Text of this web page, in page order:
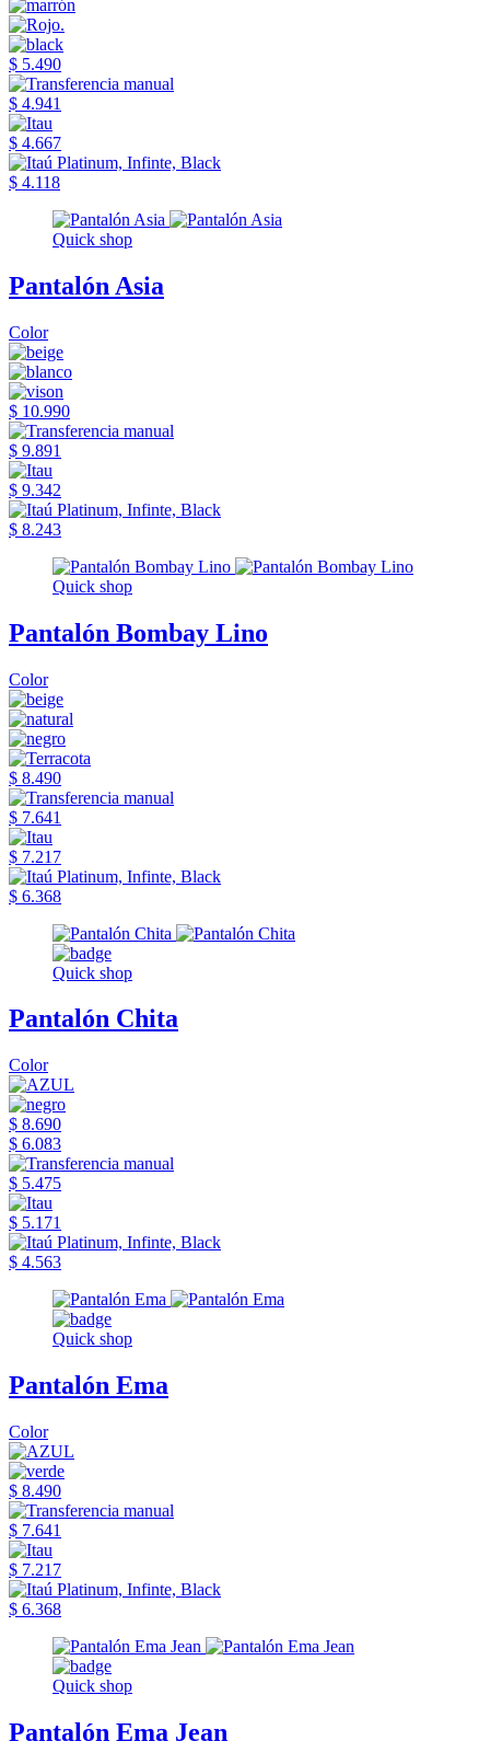
$ 5.490
$ 4.941
$ 4.667
$ 4.118
Quick shop
Pantalón Asia
Color
$ 10.990
$ 9.891
$ 9.342
$ 8.243
Quick shop
Pantalón Bombay Lino
Color
$ 8.490
$ 7.641
$ 7.217
$ 6.368
Quick shop
Pantalón Chita
Color
$ 8.690
$ 6.083
$ 5.475
$ 5.171
$ 4.563
Quick shop
Pantalón Ema
Color
$ 8.490
$ 7.641
$ 7.217
$ 6.368
Quick shop
Pantalón Ema Jean